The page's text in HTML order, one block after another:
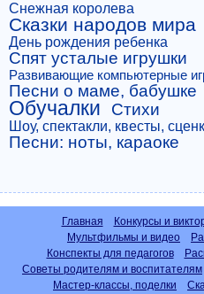
Снежная королева
Сказки народов мира
День рождения ребенка
Спят усталые игрушки
Развивающие компьютерные
Песни о маме, бабушке
Обучалки Стихи
Шоу, спектакли, квесты,
Песни: ноты, караоке
Главная Конкурсы и
Мультфильмы и видео
Конспекты для педагогов
Советы родителям и воспитателям
Мастер-классы, поделки